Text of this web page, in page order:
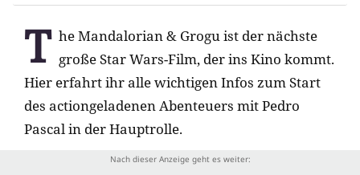
T he Mandalorian & Grogu ist der nächste
große Star Wars-Film, der ins Kino kommt.
Hier erfahrt ihr alle wichtigen Infos zum Start
des actiongeladenen Abenteuers mit Pedro
Pascal in der Hauptrolle.